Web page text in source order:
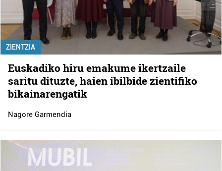
ZIENTZIA
Euskadiko hiru emakume ikertzaile
saritu dituzte, haien ibilbide zientifiko
bikainarengatik
Nagore Garmendia